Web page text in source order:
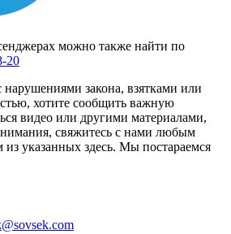
можно также найти по
20
закона, взятками или
хотите сообщить важную
видео или другими материалами,
свяжитесь с нами любым
указанных здесь. Мы постараемся